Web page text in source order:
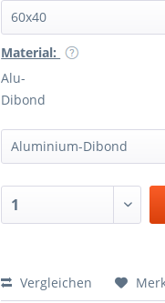
Material:
Alu-
Dibond
Vergleichen